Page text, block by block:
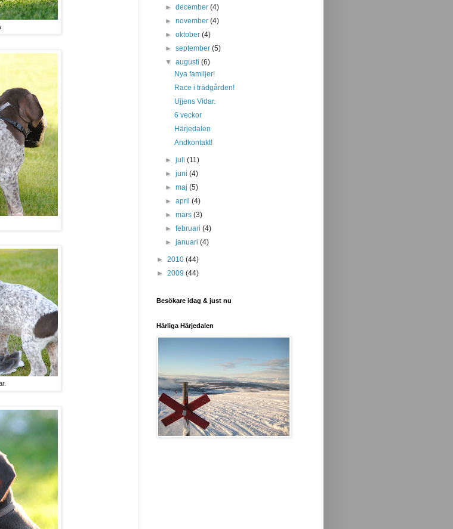
►december(4)
►november(4)
►oktober(4)
►september(5)
▼augusti(6)
Nya familjer!
Race i trädgården!
Ujjens Vidar.
6 veckor
Härjedalen
Andkontakt!
►juli(11)
►juni(4)
►maj(5)
►april(4)
►mars(3)
►februari(4)
►januari(4)
► 2010 (44)
► 2009 (44)
Besökare idag & just nu
Härliga Härjedalen